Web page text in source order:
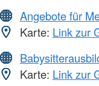
Angebote für
Karte: Link zur
Karte: Link zur